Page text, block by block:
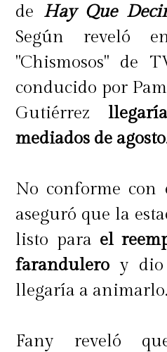
de Hay Que
Según reveló
"Chismosos" de
conducido por
Gutiérrez
mediados de agosto
No conforme con
aseguró que la
listo para el
farandulero y dio
llegaría a animarlo.
Fany reveló